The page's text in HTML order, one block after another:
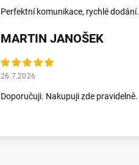
Perfektní komunikace, rychlé dodání.
MARTIN JANOŠEK
26.7.2026
Doporučuji. Nakupuji zde pravidelně.